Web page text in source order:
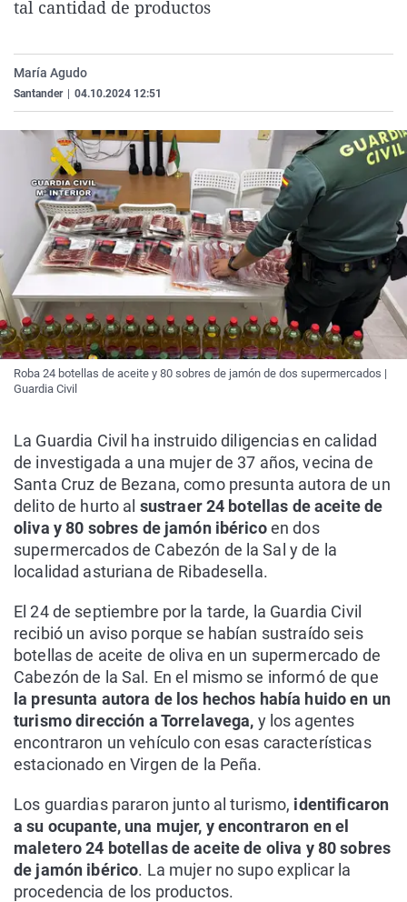
Operación Viuda
Navarra
País Vasco
tal cantidad de productos
María Agudo
Santander 04.10.2024 12:51
Roba 24 botellas de aceite y 80 sobres de jamón de dos supermercados |
Guardia Civil
La Guardia Civil ha instruido diligencias en calidad
de investigada a una mujer de 37 años, vecina de
Santa Cruz de Bezana, como presunta autora de un
delito de hurto al sustraer 24 botellas de aceite de
oliva y 80 sobres de jamón ibéricoen dos
supermercados de Cabezón de la Sal y de la
localidad asturiana de Ribadesella.
El 24 de septiembre por la tarde, la Guardia Civil
recibió un aviso porque se habían sustraído seis
botellas de aceite de oliva en un supermercado de
Cabezón de la Sal. En el mismo se informó de que
la presunta autora de los hechos había huido en un
turismo dirección a Torrelavega, y los agentes
encontraron un vehículo con esas características
estacionado en Virgen de la Peña.
Los guardias pararon junto al turismo, identificaron
a su ocupante, una mujer, y encontraron en el
maletero 24 botellas de aceite de oliva y 80 sobres
de jamón ibérico. La mujer no supo explicar la
procedencia de los productos.